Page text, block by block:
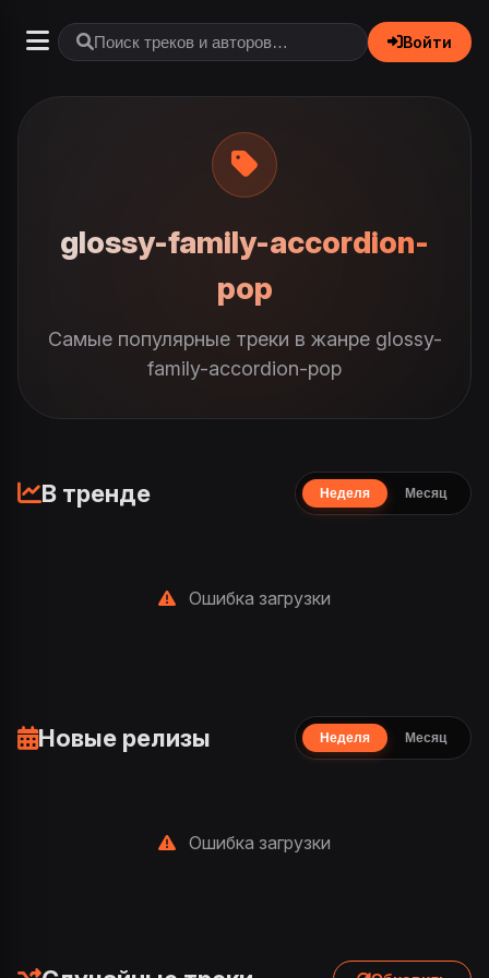
Войти
glossy-family-accordion-
pop
Самые популярные треки в жанре glossy-
family-accordion-pop
В тренде Неделя Месяц
Ошибка загрузки
Новые релизы Неделя Месяц
Ошибка загрузки